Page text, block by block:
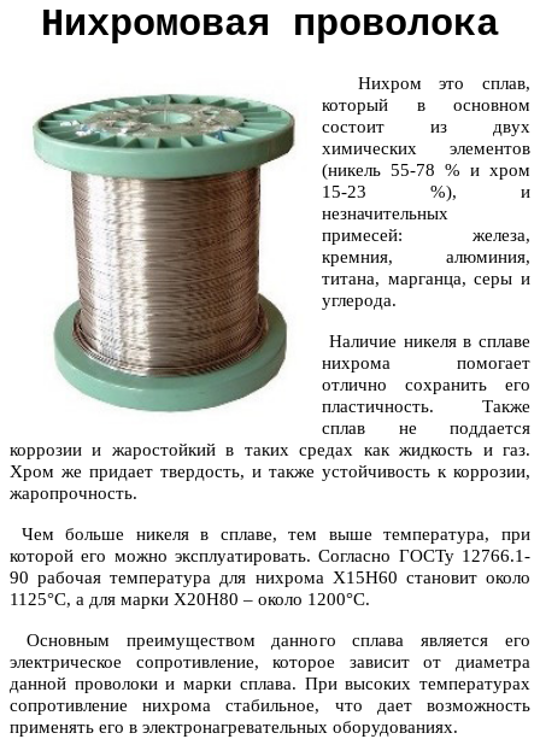
Нихромовая проволока
Нихром это сплав,
который в основном
состоит из двух
химических элементов
(никель 55-78 % и хром
15-23 %), и
незначительных
примесей: железа,
кремния, алюминия,
титана, марганца, серы и
углерода.
Наличие никеля в сплаве
нихрома помогает
отлично сохранить его
пластичность. Также
сплав не поддается
коррозии и жаростойкий в таких средах как жидкость и газ.
Хром же придает твердость, и также устойчивость к коррозии,
жаропрочность.
Чем больше никеля в сплаве, тем выше температура, при
которой его можно эксплуатировать. Согласно ГОСТу 12766.1-
90 рабочая температура для нихрома Х15Н60 становит около
1125°С, а для марки Х20Н80 – около 1200°С.
Основным преимуществом данного сплава является его
электрическое сопротивление, которое зависит от диаметра
данной проволоки и марки сплава. При высоких температурах
сопротивление нихрома стабильное, что дает возможность
применять его в электронагревательных оборудованиях.